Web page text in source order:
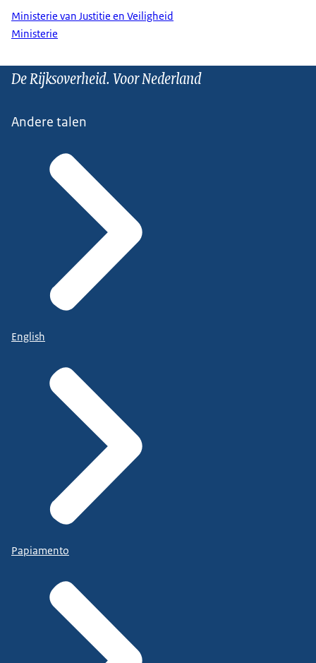
Ministerie van Justitie en Veiligheid
Ministerie
De Rijksoverheid. Voor Nederland
Andere talen
English
Papiamento